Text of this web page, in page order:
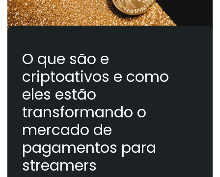
O que são e
criptoativos e como
eles estão
transformando o
mercado de
pagamentos para
streamers